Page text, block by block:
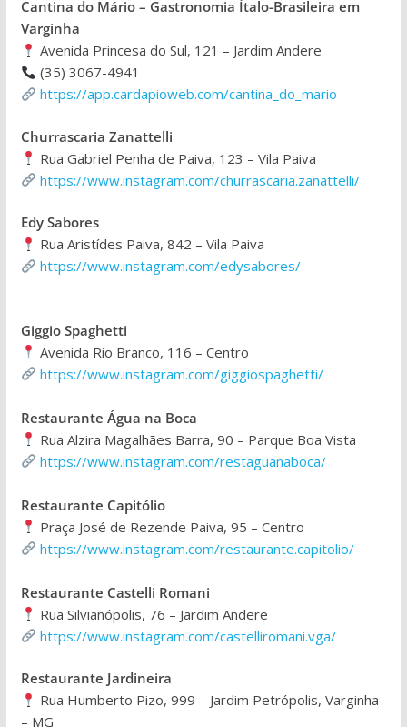
Cantina do Mário – Gastronomia Ítalo-Brasileira em
Varginha
Avenida Princesa do Sul, 121 – Jardim Andere
(35) 3067-4941
https://app.cardapioweb.com/cantina_do_mario
Churrascaria Zanattelli
Rua Gabriel Penha de Paiva, 123 – Vila Paiva
https://www.instagram.com/churrascaria.zanattelli/
Edy Sabores
Rua Aristídes Paiva, 842 – Vila Paiva
https://www.instagram.com/edysabores/
Giggio Spaghetti
Avenida Rio Branco, 116 – Centro
https://www.instagram.com/giggiospaghetti/
Restaurante Água na Boca
Rua Alzira Magalhães Barra, 90 – Parque Boa Vista
https://www.instagram.com/restaguanaboca/
Restaurante Capitólio
Praça José de Rezende Paiva, 95 – Centro
https://www.instagram.com/restaurante.capitolio/
Restaurante Castelli Romani
Rua Silvianópolis, 76 – Jardim Andere
https://www.instagram.com/castelliromani.vga/
Restaurante Jardineira
Rua Humberto Pizo, 999 – Jardim Petrópolis, Varginha
– MG